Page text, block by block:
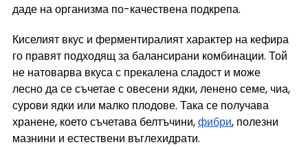
даде на организма по-качествена подкрепа.
Киселият вкус и ферментиралият характер на кефира
го правят подходящ за балансирани комбинации. Той
не натоварва вкуса с прекалена сладост и може
лесно да се съчетае с овесени ядки, ленено семе, чиа,
сурови ядки или малко плодове. Така се получава
хранене, което съчетава белтъчини, фибри, полезни
мазнини и естествени въглехидрати.